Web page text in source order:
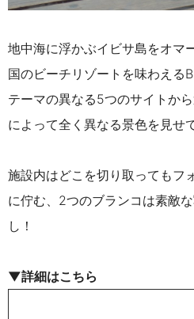
地中海に浮かぶイビサ島をオマ
国のビーチリゾートを味わえる
テーマの異なる5つのサイトから
によって全く異なる景色を見せ
施設内はどこを切り取ってもフ
に佇む、2つのブランコは素敵
し！
▼詳細はこちら